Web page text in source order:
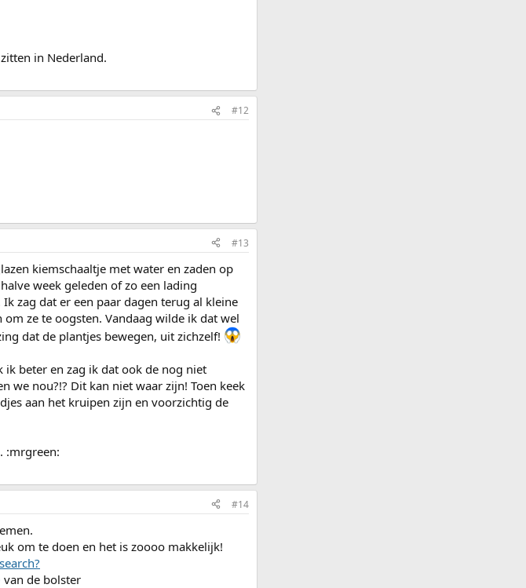
in Nederland.
#12
#13
kiemschaaltje met water en zaden op
week geleden of zo een lading
zag dat er een paar dagen terug al kleine
ze te oogsten. Vandaag wilde ik dat wel
dat de plantjes bewegen, uit zichzelf!
ik beter en zag ik dat ook de nog niet
we nou?!? Dit kan niet waar zijn! Toen keek
aan het kruipen zijn en voorzichtig de
:mrgreen:
#14
om te doen en het is zoooo makkelijk!
van de bolster